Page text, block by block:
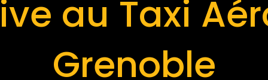
au Taxi
Grenoble